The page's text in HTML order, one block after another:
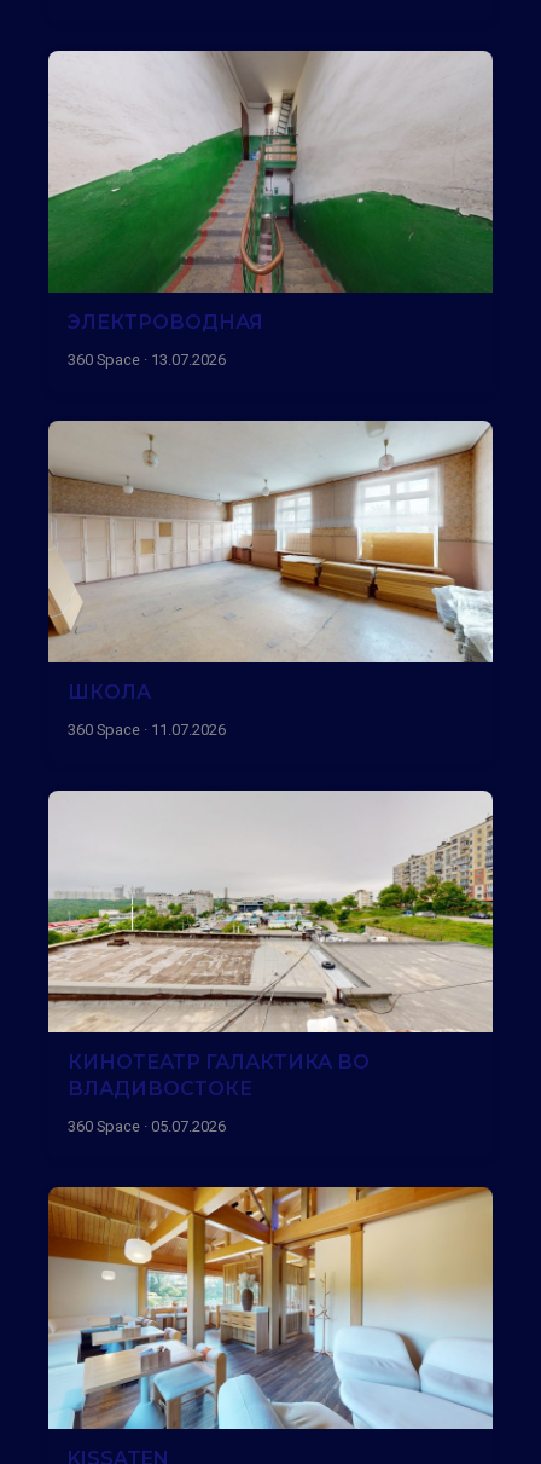
ЭЛЕКТРОВОДНАЯ
360 Space · 13.07.2026
ШКОЛА
360 Space · 11.07.2026
КИНОТЕАТР ГАЛАКТИКА ВО
ВЛАДИВОСТОКЕ
360 Space · 05.07.2026
KISSATEN